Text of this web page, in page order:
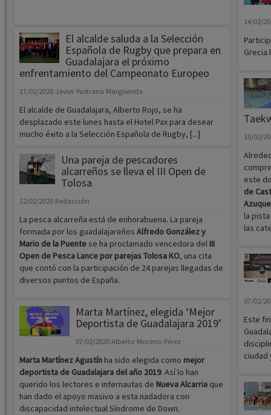
El alcalde saluda a la Selección
Española de Rugby que prepara en
Guadalajara el próximo
enfrentamiento del Campeonato Europeo
17/02/2020 Javier Pastrana Margüenda
El alcalde de Guadalajara, Alberto Rojo, se ha
desplazado este lunes hasta el Hotel Pax para desear
mucho éxito a la Selección Española de Rugby, [...]
Una pareja de pescadores
alcarreños se lleva el III Open de
Tolosa
12/02/2020 Redacción
La pesca alcarreña está de enhorabuena. La pareja
formada por los guadalajareños Alfredo González y
Mario de la Puentese ha proclamado vencedora delIII
Open de Pesca Lance por parejas Tolosa KO, una cita
que contó con la participación de 24 parejas llegadas de
diversos puntos de España.
Marta Martínez, elegida ‘Mejor
Deportista de Guadalajara 2019’
07/02/2020 Alberto Moreno Pérez
Marta Martínez Agustínha sido elegida como mejor
deportista de Guadalajara del año 2019. Así lo han
querido los lectores e internautas de Nueva Alcarria que
han dado el apoyo masivo a esta nadadora con
discapacidad intelectual Síndrome de Down.
14/02/
Grecia
10/02/
este
de
la
las
07/02/
Este
ciudad